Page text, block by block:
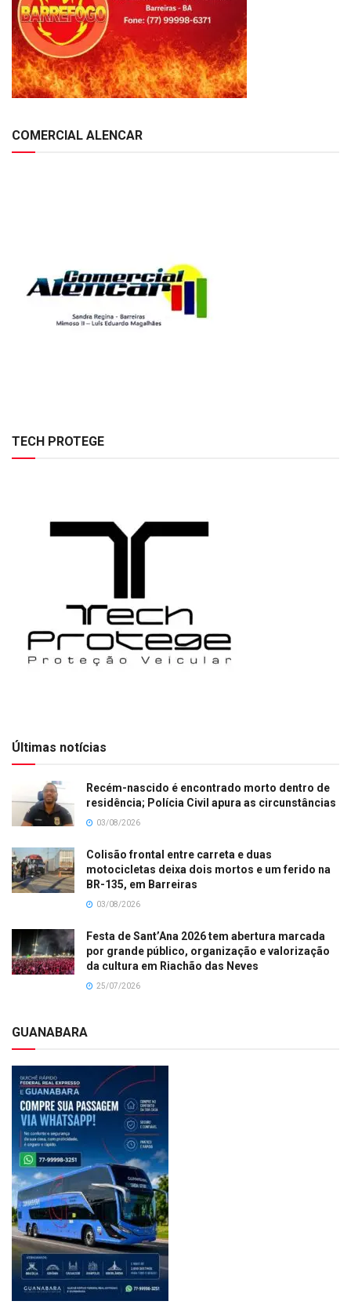
COMERCIAL ALENCAR
TECH PROTEGE
Últimas notícias
Recém-nascido é encontrado morto dentro de
residência; Polícia Civil apura as circunstâncias
03/08/2026
Colisão frontal entre carreta e duas
motocicletas deixa dois mortos e um ferido na
BR-135, em Barreiras
03/08/2026
Festa de Sant’Ana 2026 tem abertura marcada
por grande público, organização e valorização
da cultura em Riachão das Neves
25/07/2026
GUANABARA